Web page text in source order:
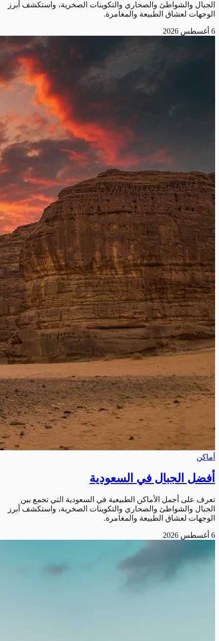
الجبال والشواطئ والصحاري والتكوينات الصخرية، واستكشف أبرز
الوجهات لعشاق الطبيعة والمغامرة.
6 أغسطس 2026
أماكن
أفضل الجبال في السعودية
تعرف على أجمل الأماكن الطبيعية في السعودية التي تجمع بين
الجبال والشواطئ والصحاري والتكوينات الصخرية، واستكشف أبرز
الوجهات لعشاق الطبيعة والمغامرة.
6 أغسطس 2026